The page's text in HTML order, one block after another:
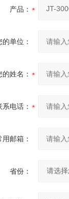
产品：
的单位：
的姓名：
系电话：
用邮箱：
省份：